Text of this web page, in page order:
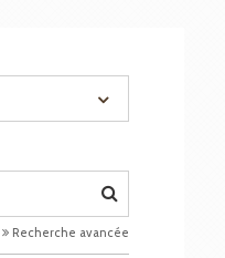
Recherche avancée